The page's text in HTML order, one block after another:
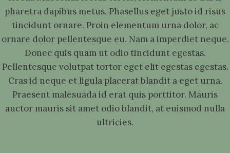
pharetra dapibus metus. Phasellus eget justo id risus
tincidunt ornare. Proin elementum urna dolor, ac
ornare dolor pellentesque eu. Nam a imperdiet neque.
Donec quis quam ut odio tincidunt egestas.
Pellentesque volutpat tortor eget elit egestas egestas.
Cras id neque et ligula placerat blandit a eget urna.
Praesent malesuada id erat quis porttitor. Mauris
auctor mauris sit amet odio blandit, at euismod nulla
ultricies.